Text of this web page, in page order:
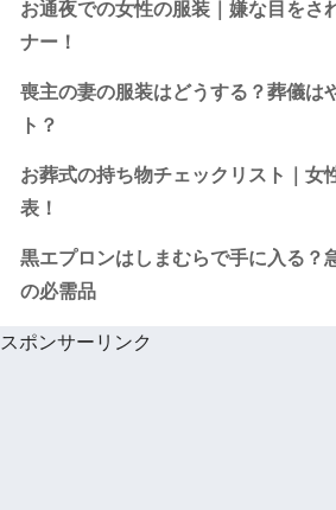
お通夜での女性の服装｜嫌な目をさ
ナー！
喪主の妻の服装はどうする？葬儀は
ト？
お葬式の持ち物チェックリスト｜女
表！
黒エプロンはしまむらで手に入る？
の必需品
スポンサーリンク